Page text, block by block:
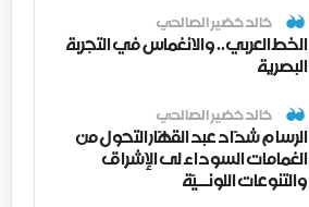
خالد خضير الصالحي
الخط العربي.. والانغماس في التجربة
البصرية
خالد خضير الصالحي
الرسام شدّاد عبد القهّار التحول من
الغمامات السوداء لى الإشراق
والتنوعات اللونــيّة